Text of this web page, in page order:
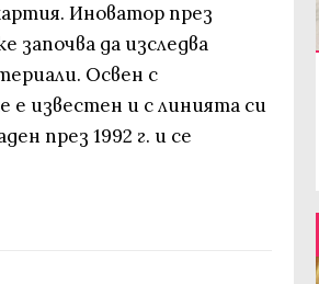
Иноватор през
започва да изследва
Освен с
известен и с линията си
през 1992 г. и се